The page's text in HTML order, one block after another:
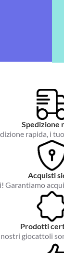
Spedizione
rapida, i
Acquisti
Garantiamo
Prodotti
giocattoli